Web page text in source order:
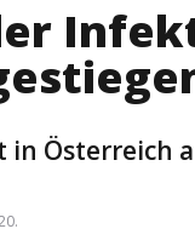
Österreich